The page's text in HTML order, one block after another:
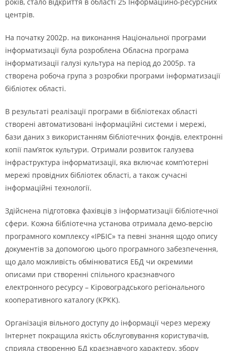
центрів.
На початку 2002р. на виконання Національної програми
інформатизації була розроблена Обласна програма
інформатизації галузі культура на період до 2005р. та
створена робоча група з розробки програми інформатизації
бібліотек області.
В результаті реалізації програми в бібліотеках області
створені автоматизовані інформаційні системи і мережі,
бази даних з використанням бібліотечних фондів, електронні
копії пам’яток культури. Отримали розвиток галузева
інфраструктура інформатизації, яка включає комп’ютерні
мережі провідних бібліотек області, а також сучасні
інформаційні технології.
Здійснена підготовка фахівців з інформатизації бібліотечної
сфери. Кожна бібліотечна установа отримала демо-версію
програмного комплексу «ІРБІС» та певні знання щодо опису
документів за допомогою цього програмного забезпечення,
що дало можливість обмінюватися ЕБД чи окремими
описами при створенні спільного краєзнавчого
електронного ресурсу – Кіровоградського регіонального
кооперативного каталогу (КРКК).
Організація вільного доступу до інформації через мережу
Інтернет покращила якість обслуговування користувачів,
сприяла створенню БД краєзнавчого характеру, збору